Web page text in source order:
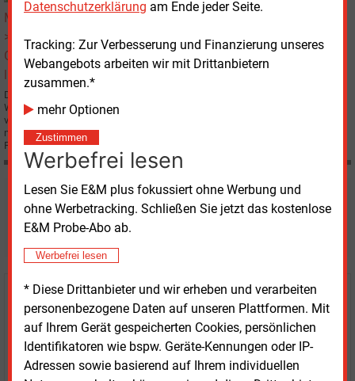
Datenschutzerklärung am Ende jeder Seite.
Tracking: Zur Verbesserung und Finanzierung unseres
Webangebots arbeiten wir mit Drittanbietern
zusammen.*
mehr Optionen
Zustimmen
Werbefrei lesen
Lesen Sie E&M plus fokussiert ohne Werbung und
ohne Werbetracking. Schließen Sie jetzt das kostenlose
E&M Probe-Abo ab.
Werbefrei lesen
* Diese Drittanbieter und wir erheben und verarbeiten
personenbezogene Daten auf unseren Plattformen. Mit
auf Ihrem Gerät gespeicherten Cookies, persönlichen
Identifikatoren wie bspw. Geräte-Kennungen oder IP-
Adressen sowie basierend auf Ihrem individuellen
E&M ÖSTERREICH
Der österreichische Gasmarkt ist Anfang Oktober 2002 für den freien
Wettbewerb geöffnet worden. Nachdem bereits seit Spätsommer des
vergangenen Jahres Großkunden mit einem Verbrauch von mehr als 25 Mio.
m3 Gas ihren Versorger frei wählen konnten, ist nun der Markt auch für die
Privatkunden liberalisiert.
Möchten Sie diese und
weitere Nachrichten lesen?
Kaufen Sie den Artikel
erhalten Sie sofort diesen redaktionellen Beitrag für
nur €2.98